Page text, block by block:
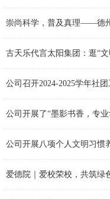
古天乐代言太阳集团：逛“
公司召开2024-2025学年社
公司开展了“墨影书香，专
公司开展八项个人文明习惯
爱德院｜爱校荣校，共筑绿